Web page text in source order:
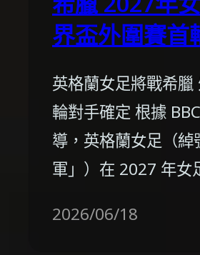
界盃外圍賽首
英格蘭女足將戰希臘
輪對手確定 根據
導，英格蘭女足（綽
軍」）在 2027 年女
2026/06/18